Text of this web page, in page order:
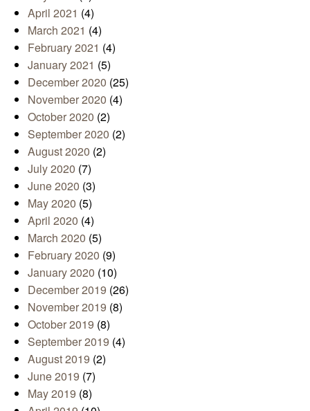
April 2021 (4)
March 2021 (4)
February 2021 (4)
January 2021 (5)
December 2020 (25)
November 2020 (4)
October 2020 (2)
September 2020 (2)
August 2020 (2)
July 2020 (7)
June 2020 (3)
May 2020 (5)
April 2020 (4)
March 2020 (5)
February 2020 (9)
January 2020 (10)
December 2019 (26)
November 2019 (8)
October 2019 (8)
September 2019 (4)
August 2019 (2)
June 2019 (7)
May 2019 (8)